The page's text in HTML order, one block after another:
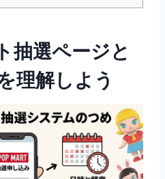
抽選ページと
理解しよう